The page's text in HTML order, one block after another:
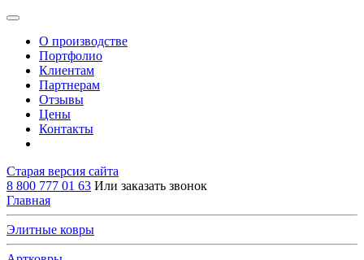
О производстве
Портфолио
Клиентам
Партнерам
Отзывы
Цены
Контакты
Старая версия сайта
8 800 777 01 63 Или заказать звонок
Главная
Элитные ковры